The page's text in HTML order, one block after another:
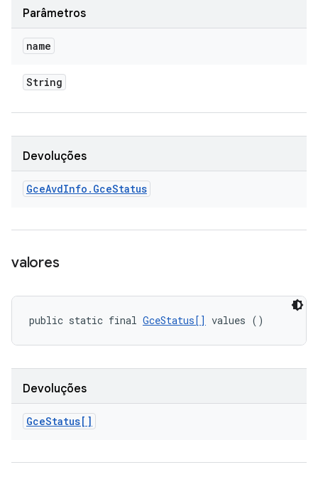
Parâmetros
name
String
Devoluções
GceAvdInfo . GceStatus
valores
public static final GceStatus[] values ()
Devoluções
GceStatus[]